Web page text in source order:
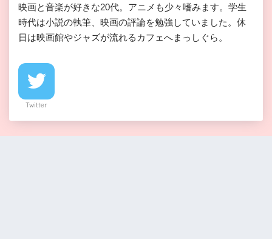
映画と音楽が好きな20代。アニメも少々嗜みます。学生
時代は小説の執筆、映画の評論を勉強していました。休
日は映画館やジャズが流れるカフェへまっしぐら。
Twitter